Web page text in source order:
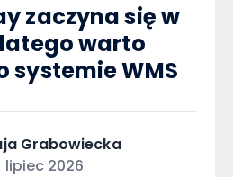
zaczyna się w
warto
systemie WMS
Grabowiecka
lipiec 2026